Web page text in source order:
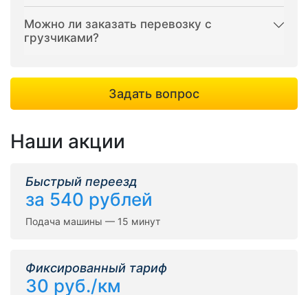
Можно ли заказать перевозку с
грузчиками?
Задать вопрос
Наши акции
Быстрый переезд
за 540 рублей
Подача машины — 15 минут
Фиксированный тариф
30 руб./км